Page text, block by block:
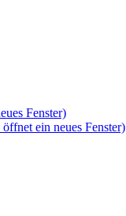
Fenster)
ein neues Fenster)